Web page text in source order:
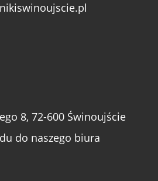
8, 72-600 Świnoujście
do naszego biura